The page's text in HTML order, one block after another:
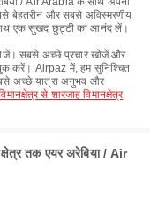
बेहतरीन और सबसे अविस्मरणीय
एक सुखद छुट्टी का आनंद लें।
सबसे अच्छे प्रचार खोजें और
करें। Airpaz में, हम सुनिश्चित
अच्छे यात्रा अनुभव और
से शारजाह विमानक्षेत्र
तक एयर अरेबिया / Air